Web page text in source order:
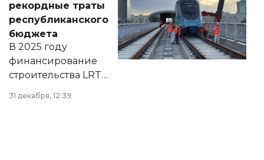
нормативных
правовых актов и
на сайте маслихат
города.
рекордные траты
республиканского
бюджета
В 2025 году
финансирование
строительства LRT
в Астане из
республиканского
31 декабря, 12:39